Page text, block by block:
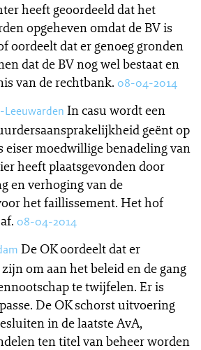
heeft geoordeeld dat het
opgeheven omdat de BV is
oordeelt dat er genoeg gronden
dat de BV nog wel bestaat en
van de rechtbank. 08-04-2014
In casu wordt een
geënt op
eiser moedwillige benadeling van
heeft plaatsgevonden door
en verhoging van de
het faillissement. Het hof
08-04-2014
De OK oordeelt dat er
om aan het beleid en de gang
te twijfelen. Er is
De OK schorst uitvoering
in de laatste AvA,
ten titel van beheer worden